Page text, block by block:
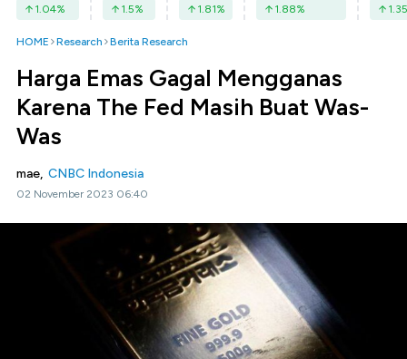
1.04% 1.5% 1.81% 1.88% 1.35
HOME Research Berita Research
Harga Emas Gagal Mengganas
Karena The Fed Masih Buat Was-
Was
mae, CNBC Indonesia
02 November 2023 06:40